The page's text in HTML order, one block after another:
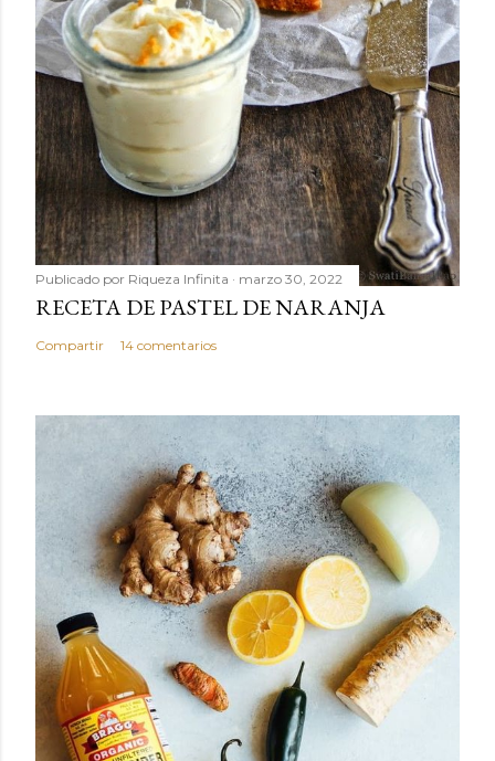
Publicado por Riqueza Infinita marzo 30, 2022
RECETA DE PASTEL DE NARANJA
Compartir 14 comentarios